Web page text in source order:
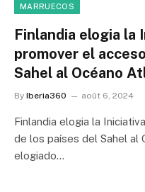
MARRUECOS
Finlandia elogia la
promover el
Sahel al Océano
By Iberia360 août 6, 2024
Finlandia elogia la
de los países del Sahel al
elogiado…